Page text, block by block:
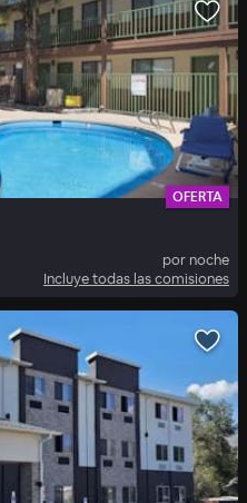
OFERTA
por noche
Incluye todas las comisiones